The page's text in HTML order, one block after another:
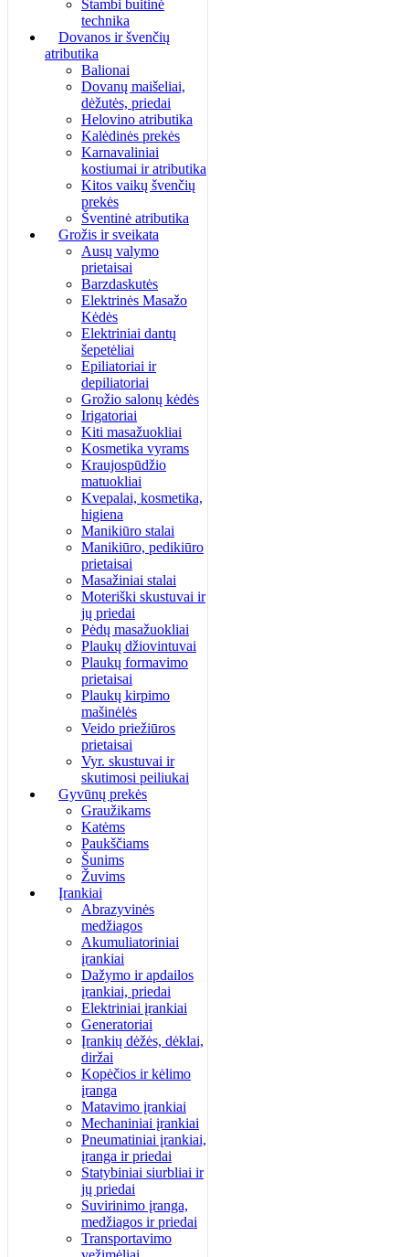
Stambi buitinė
technika
Dovanos ir švenčių
atributika
Balionai
Dovanų maišeliai,
dėžutės, priedai
Helovino atributika
Kalėdinės prekės
Karnavaliniai
kostiumai ir atributika
Kitos vaikų švenčių
prekės
Šventinė atributika
Grožis ir sveikata
Ausų valymo
prietaisai
Barzdaskutės
Elektrinės Masažo
Kėdės
Elektriniai dantų
šepetėliai
Epiliatoriai ir
depiliatoriai
Grožio salonų kėdės
Irigatoriai
Kiti masažuokliai
Kosmetika vyrams
Kraujospūdžio
matuokliai
Kvepalai, kosmetika,
higiena
Manikiūro stalai
Manikiūro, pedikiūro
prietaisai
Masažiniai stalai
Moteriški skustuvai ir
jų priedai
Pėdų masažuokliai
Plaukų džiovintuvai
Plaukų formavimo
prietaisai
Plaukų kirpimo
mašinėlės
Veido priežiūros
prietaisai
Vyr. skustuvai ir
skutimosi peiliukai
Gyvūnų prekės
Graužikams
Katėms
Paukščiams
Šunims
Žuvims
Įrankiai
Abrazyvinės
medžiagos
Akumuliatoriniai
įrankiai
Dažymo ir apdailos
įrankiai, priedai
Elektriniai įrankiai
Generatoriai
Įrankių dėžės, dėklai,
diržai
Kopėčios ir kėlimo
įranga
Matavimo įrankiai
Mechaniniai įrankiai
Pneumatiniai įrankiai,
įranga ir priedai
Statybiniai siurbliai ir
jų priedai
Suvirinimo įranga,
medžiagos ir priedai
Transportavimo